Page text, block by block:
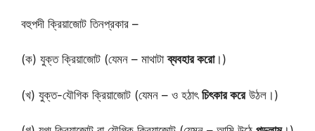
বহুপদী ক্রিয়াজোট তিনপ্রকার –
(ক) যুক্ত ক্রিয়াজোট (যেমন – মাথাটাব্যবহার করো।)
(খ) যুক্ত-যৌগিক ক্রিয়াজোট (যেমন – ও হঠাৎ চিৎকার করেউঠল।)